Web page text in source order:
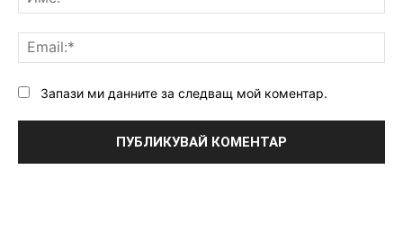
Запази ми данните за следващ мой коментар.